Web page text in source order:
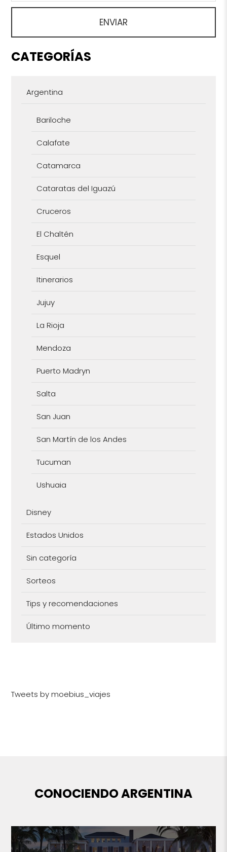
CATEGORÍAS
Argentina
Bariloche
Calafate
Catamarca
Cataratas del Iguazú
Cruceros
El Chaltén
Esquel
Itinerarios
Jujuy
La Rioja
Mendoza
Puerto Madryn
Salta
San Juan
San Martín de los Andes
Tucuman
Ushuaia
Disney
Estados Unidos
Sin categoría
Sorteos
Tips y recomendaciones
Último momento
Tweets by moebius_viajes
CONOCIENDO ARGENTINA